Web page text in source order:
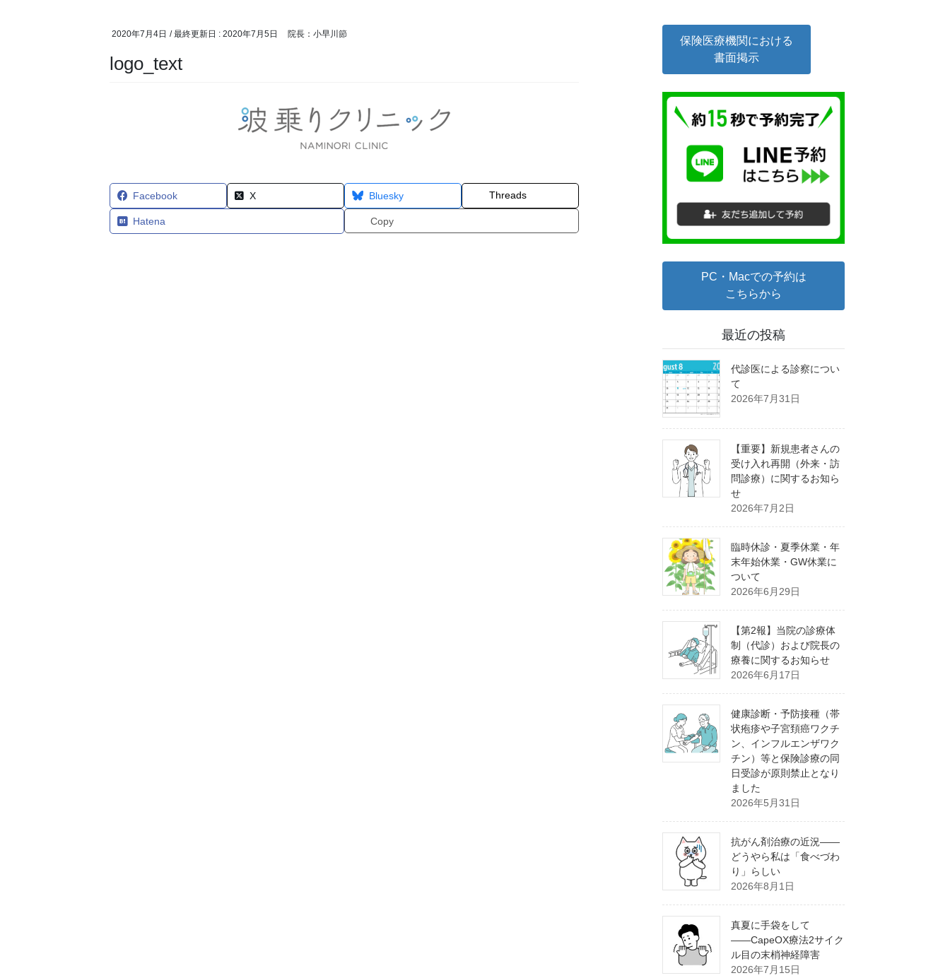
2020年7月4日 / 最終更新日 :2020年7月5日 院長：小早川節
logo_text
Facebook X Bluesky Threads
Hatena Copy
保険医療機関における
書面掲示
PC・Macでの予約は
こちらから
最近の投稿
代診医による診察につい
て
2026年7月31日
【重要】新規患者さんの
受け入れ再開（外来・訪
問診療）に関するお知ら
せ
2026年7月2日
臨時休診・夏季休業・年
末年始休業・GW休業に
ついて
2026年6月29日
【第2報】当院の診療体
制（代診）および院長の
療養に関するお知らせ
2026年6月17日
健康診断・予防接種（帯
状疱疹や子宮頚癌ワクチ
ン、インフルエンザワク
チン）等と保険診療の同
日受診が原則禁止となり
ました
2026年5月31日
抗がん剤治療の近況――
どうやら私は「食べづわ
り」らしい
2026年8月1日
真夏に手袋をして
――CapeOX療法2サイク
ル目の末梢神経障害
2026年7月15日